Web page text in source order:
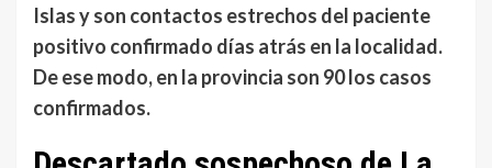
Islas y son contactos estrechos del paciente
positivo confirmado días atrás en la localidad.
De ese modo, en la provincia son 90 los casos
confirmados.